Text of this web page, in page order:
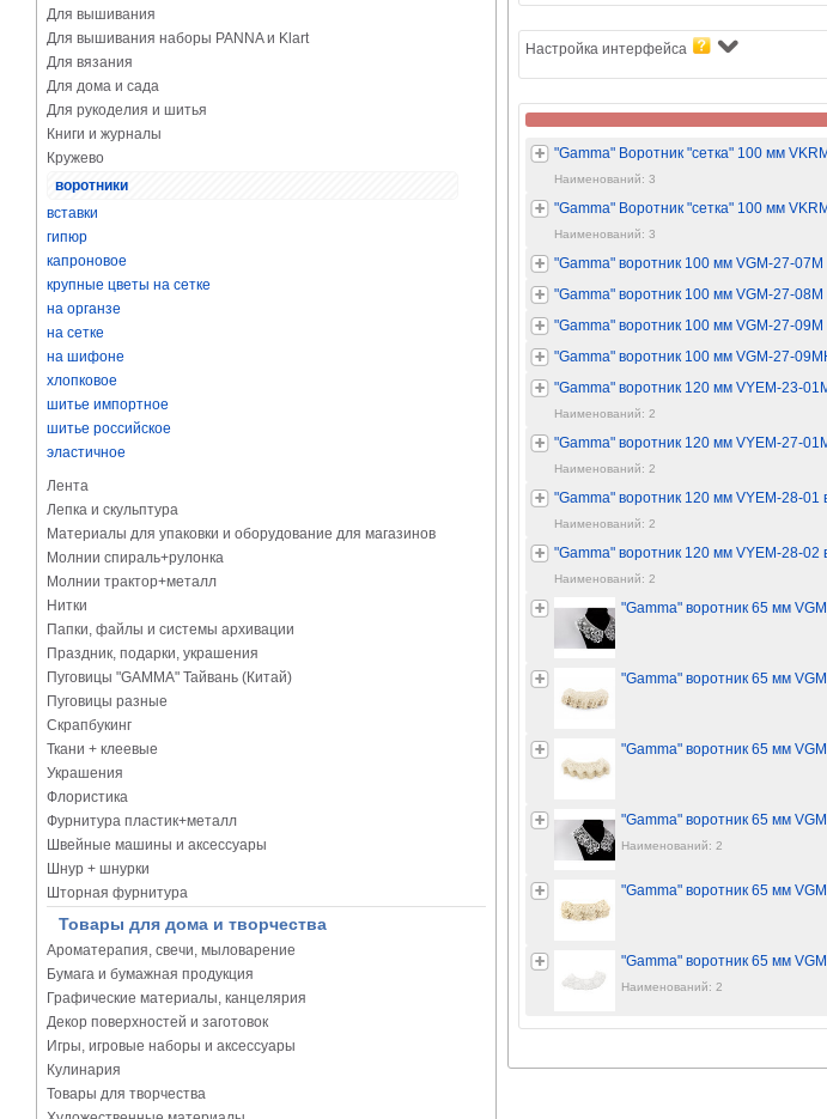
Для вышивания
Для вышивания наборы PANNA и Klart
Для вязания
Для дома и сада
Для рукоделия и шитья
Книги и журналы
Кружево
воротники
вставки
гипюр
капроновое
крупные цветы на сетке
на органзе
на сетке
на шифоне
хлопковое
шитье импортное
шитье российское
эластичное
Лента
Лепка и скульптура
Материалы для упаковки и оборудование для магазинов
Молнии спираль+рулонка
Молнии трактор+металл
Нитки
Папки, файлы и системы архивации
Праздник, подарки, украшения
Пуговицы "GAMMA" Тайвань (Китай)
Пуговицы разные
Скрапбукинг
Ткани + клеевые
Украшения
Флористика
Фурнитура пластик+металл
Швейные машины и аксессуары
Шнур + шнурки
Шторная фурнитура
Товары для дома и творчества
Ароматерапия, свечи, мыловарение
Бумага и бумажная продукция
Графические материалы, канцелярия
Декор поверхностей и заготовок
Игры, игровые наборы и аксессуары
Кулинария
Товары для творчества
Настройка интерфейса
"Gamma" Воротник "сетка" 100 мм
Наименований: 3
"Gamma" Воротник "сетка" 100 мм
Наименований: 3
"Gamma" воротник 100 мм VGM-27-07M
"Gamma" воротник 100 мм VGM-27-08M
"Gamma" воротник 100 мм VGM-27-09M
"Gamma" воротник 100 мм VGM-27-
"Gamma" воротник 120 мм VYEM-23-
Наименований: 2
"Gamma" воротник 120 мм VYEM-27-
Наименований: 2
"Gamma" воротник 120 мм VYEM-28-01
Наименований: 2
"Gamma" воротник 120 мм VYEM-28-02
Наименований: 2
"Gamma" воротник 65 мм
"Gamma" воротник 65 мм
"Gamma" воротник 65 мм
"Gamma" воротник 65 мм
Наименований: 2
"Gamma" воротник 65 мм
"Gamma" воротник 65 мм
Наименований: 2